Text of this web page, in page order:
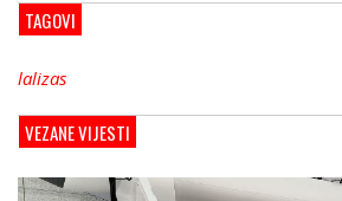
TAGOVI
lalizas
VEZANE VIJESTI